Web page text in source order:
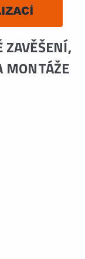
ZAVĚŠENÍ,
MONTÁŽE